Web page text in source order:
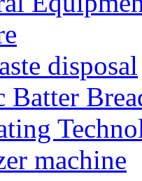
disposal
Batter
machine